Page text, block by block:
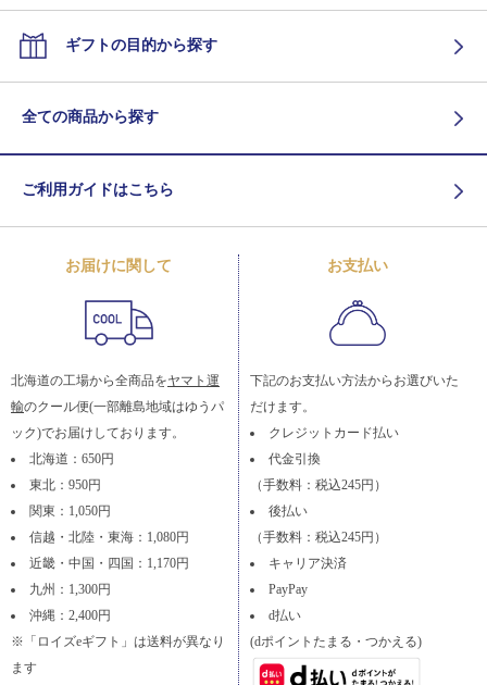
ギフトの目的から探す
全ての商品から探す
ご利用ガイドはこちら
お届けに関して
北海道の工場から全商品をヤマト運
輸のクール便(一部離島地域はゆうパ
ック)でお届けしております。
北海道：650円
東北：950円
関東：1,050円
信越・北陸・東海：1,080円
近畿・中国・四国：1,170円
九州：1,300円
沖縄：2,400円
※「ロイズeギフト」は送料が異なり
ます
お支払い
下記のお支払い方法からお選びいた
だけます。
クレジットカード払い
代金引換
（手数料：税込245円）
後払い
（手数料：税込245円）
キャリア決済
PayPay
d払い
(dポイントたまる・つかえる)